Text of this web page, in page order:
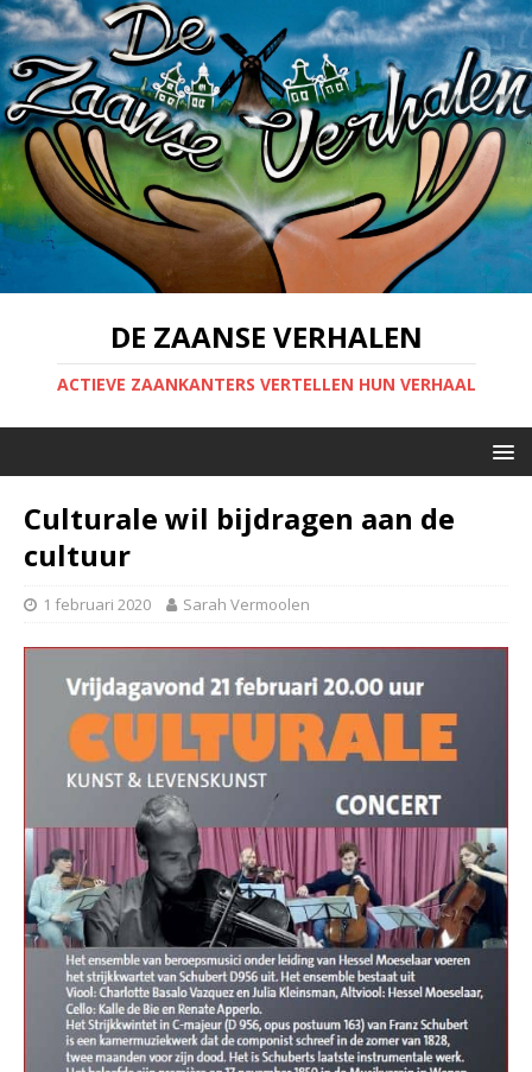
DE ZAANSE VERHALEN
ACTIEVE ZAANKANTERS VERTELLEN HUN VERHAAL
Culturale wil bijdragen aan de
cultuur
1 februari 2020 Sarah Vermoolen